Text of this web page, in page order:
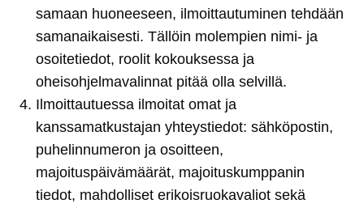
samaan huoneeseen, ilmoittautuminen tehdään
samanaikaisesti. Tällöin molempien nimi- ja
osoitetiedot, roolit kokouksessa ja
oheisohjelmavalinnat pitää olla selvillä.
Ilmoittautuessa ilmoitat omat ja
kanssamatkustajan yhteystiedot: sähköpostin,
puhelinnumeron ja osoitteen,
majoituspäivämäärät, majoituskumppanin
tiedot, mahdolliset erikoisruokavaliot sekä